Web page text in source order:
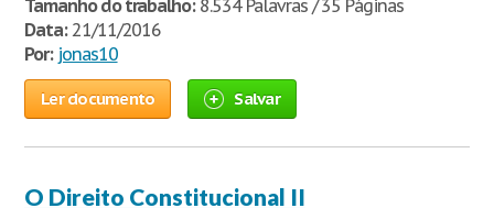
Tamanho do trabalho:8.534 Palavras / 35 Páginas
Data:21/11/2016
Por: jonas10
Ler documento Salvar
O Direito Constitucional II